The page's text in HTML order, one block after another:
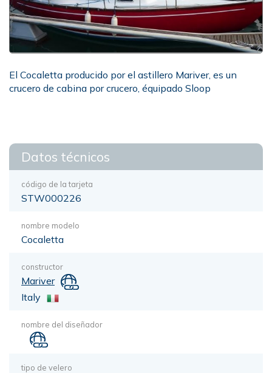
El Cocaletta producido por el astillero Mariver, es un
crucero de cabina por crucero, équipado Sloop
Datos técnicos
código de la tarjeta
STW000226
nombre modelo
Cocaletta
constructor
Mariver
Italy
nombre del diseñador
tipo de velero